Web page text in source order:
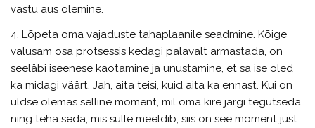
vastu aus olemine.
4. Lõpeta oma vajaduste tahaplaanile seadmine. Kõige
valusam osa protsessis kedagi palavalt armastada, on
seeläbi iseenese kaotamine ja unustamine, et sa ise oled
ka midagi väärt. Jah, aita teisi, kuid aita ka ennast. Kui on
üldse olemas selline moment, mil oma kire järgi tegutseda
ning teha seda, mis sulle meeldib, siis on see moment just